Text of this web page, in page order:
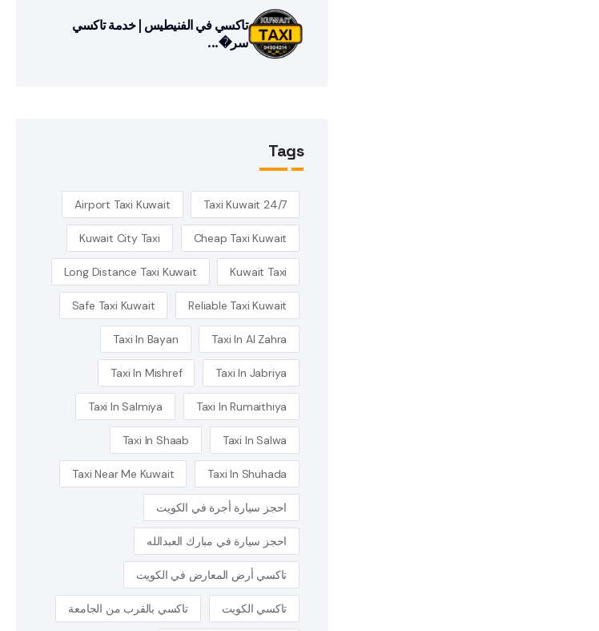
تاكسي في الفنيطيس | خدمة تاكسي
سر�...
Tags
24/7 Taxi Kuwait
Airport Taxi Kuwait
Cheap Taxi Kuwait
Kuwait City Taxi
Kuwait Taxi
Long Distance Taxi Kuwait
Reliable Taxi Kuwait
Safe Taxi Kuwait
Taxi In Al Zahra
Taxi In Bayan
Taxi In Jabriya
Taxi In Mishref
Taxi In Rumaithiya
Taxi In Salmiya
Taxi In Salwa
Taxi In Shaab
Taxi In Shuhada
Taxi Near Me Kuwait
احجز سيارة أجرة في الكويت
احجز سيارة في مبارك العبدالله
تاكسي أرض المعارض في الكويت
تاكسي الكويت تاكسي بالقرب من الجامعة